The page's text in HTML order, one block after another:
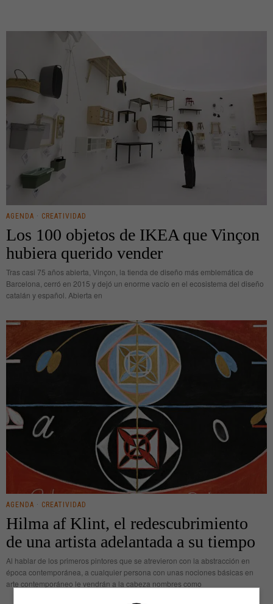
AGENDA · CREATIVIDAD
Los 100 objetos de IKEA que Vinçon
hubiera querido vender
Tras casi 75 años abierta, Vinçon, la tienda de diseño más emblemática de
Barcelona, cerró en 2015 y dejó un enorme vacío en el ecosistema del diseño
catalán y español. Abierta en
AGENDA · CREATIVIDAD
Hilma af Klint, el redescubrimiento
de una artista adelantada a su tiempo
Al hablar de los primeros pintores que se atrevieron con la abstracción en
época contemporánea, a cualquier persona con unas nociones básicas en
arte contemporáneo le vendrán a la cabeza nombres como